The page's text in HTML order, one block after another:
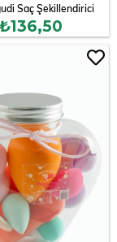
Saç Şekillendirici
₺136,50